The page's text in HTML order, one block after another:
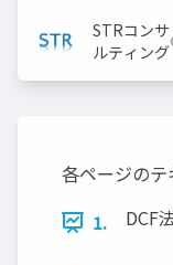
STRコンサ
ルティング
各ページのテ
1.
DCF